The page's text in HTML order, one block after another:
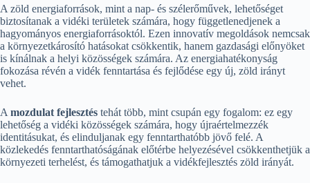
A zöld energiaforrások, mint a nap- és szélerőművek, lehetőséget
biztosítanak a vidéki területek számára, hogy függetlenedjenek a
hagyományos energiaforrásoktól. Ezen innovatív megoldások nemcsak
a környezetkárosító hatásokat csökkentik, hanem gazdasági előnyöket
is kínálnak a helyi közösségek számára. Az energiahatékonyság
fokozása révén a vidék fenntartása és fejlődése egy új, zöld irányt
vehet.
Amozdulat fejlesztés tehát több, mint csupán egy fogalom: ez egy
lehetőség a vidéki közösségek számára, hogy újraértelmezzék
identitásukat, és elinduljanak egy fenntarthatóbb jövő felé. A
közlekedés fenntarthatóságának előtérbe helyezésével csökkenthetjük a
környezeti terhelést, és támogathatjuk a vidékfejlesztés zöld irányát.